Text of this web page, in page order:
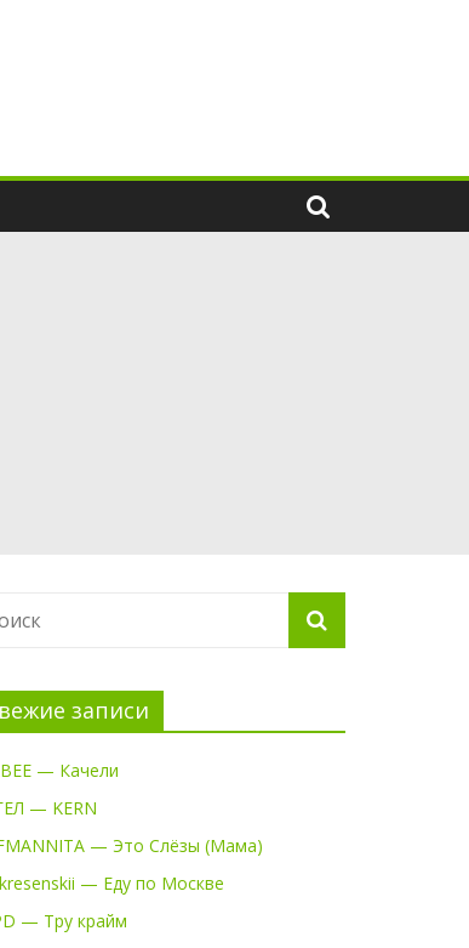
записи
— Качели
— KERN
— Это Слёзы (Мама)
— Еду по Москве
— Тру крайм